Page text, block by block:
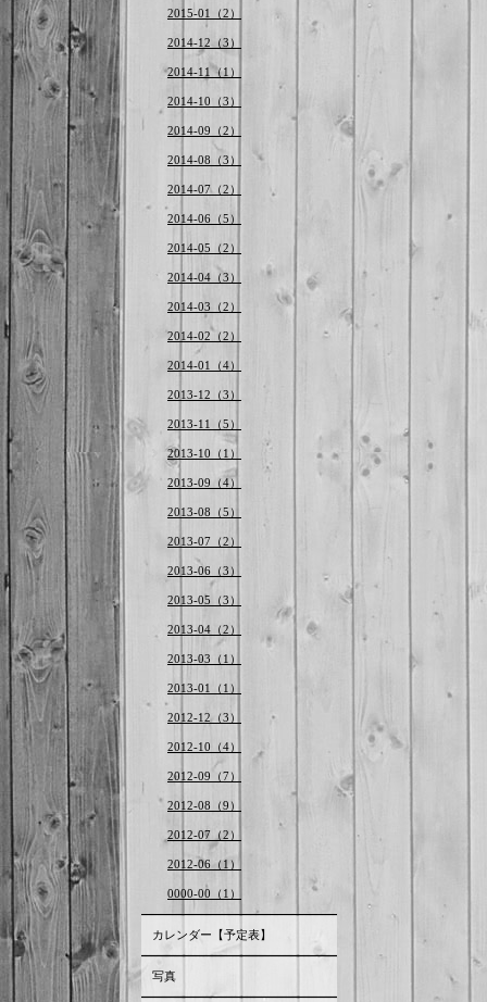
2015-01（2）
2014-12（3）
2014-11（1）
2014-10（3）
2014-09（2）
2014-08（3）
2014-07（2）
2014-06（5）
2014-05（2）
2014-04（3）
2014-03（2）
2014-02（2）
2014-01（4）
2013-12（3）
2013-11（5）
2013-10（1）
2013-09（4）
2013-08（5）
2013-07（2）
2013-06（3）
2013-05（3）
2013-04（2）
2013-03（1）
2013-01（1）
2012-12（3）
2012-10（4）
2012-09（7）
2012-08（9）
2012-07（2）
2012-06（1）
0000-00（1）
カレンダー【予定表】
写真